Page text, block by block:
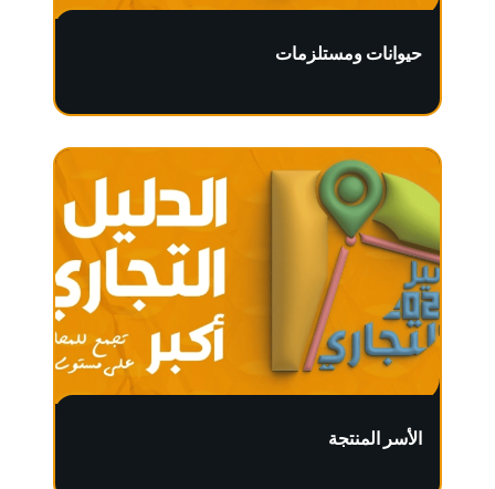
حيوانات ومستلزمات
الأسر المنتجة